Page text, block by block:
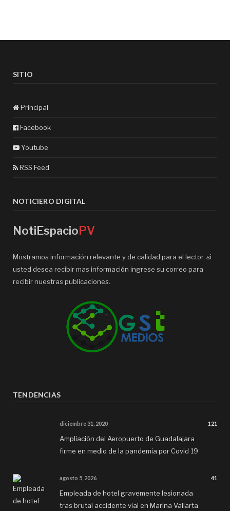
SITIO
Principal
Facebook
Youtube
RSS Feed
NOTICIERO DIGITAL
NotiEspacioPV
Mostramos información relevante y de calidad para el lector, si
usted desea recibir mas información ingrese su correo para
recibir nuestras publicaciones.
TENDENCIAS
diciembre 31, 2020 121
Ampliación del Aeropuerto de Guadalajara
firme en medio de la pandemia por Covid 19
agosto 5, 2026 41
Empleada de hotel gravemente lesionada
tras brutal accidente vial en Marina Vallarta